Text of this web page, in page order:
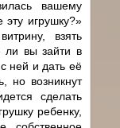
вашему
игрушку?»
взять
ли вы зайти в
ней и дать её
но возникнут
сделать
ребенку,